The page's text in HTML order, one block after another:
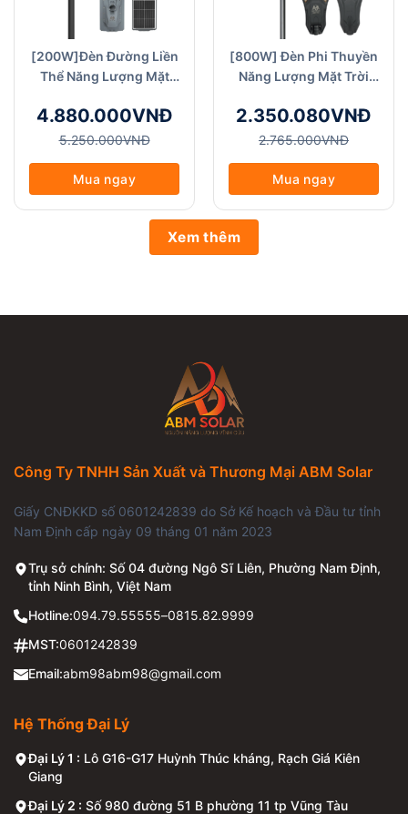
[200W]Đèn Đường Liền
Thể Năng Lượng Mặt
SS0200) Đèn Công
Trình/Dự Án
4.880.000VNĐ
5.250.000VNĐ
Mua ngay
[800W] Đèn Phi Thuyền
Năng Lượng Mặt Trời
[New]
2.350.080VNĐ
2.765.000VNĐ
Mua ngay
Xem thêm
Công Ty TNHH Sản Xuất và Thương Mại ABM Solar
Giấy CNĐKKD số 0601242839 do Sở Kế hoạch và Đầu tư tỉnh
Nam Định cấp ngày 09 tháng 01 năm 2023
Trụ sở chính: Số 04 đường Ngô Sĩ Liên, Phường Nam Định,
tỉnh Ninh Bình, Việt Nam
Hotline:094.79.55555–0815.82.9999
MST:0601242839
Email:abm98abm98@gmail.com
Hệ Thống Đại Lý
Đại Lý 1 : Lô G16-G17 Huỳnh Thúc kháng, Rạch Giá Kiên
Giang
Đại Lý 2 : Số 980 đường 51 B phường 11 tp Vũng Tàu